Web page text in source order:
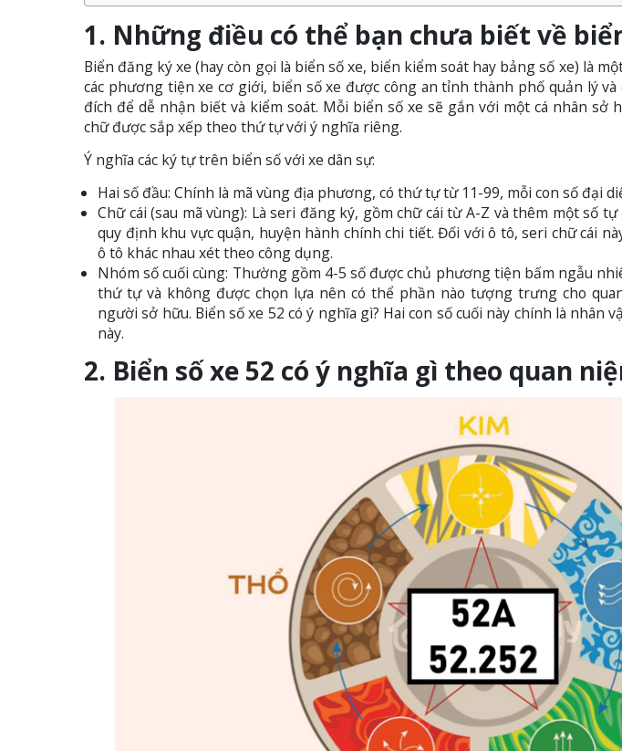
1. Những điều có thể bạn chưa biết về
Biển đăng ký xe (hay còn gọi là biển số xe, biển kiểm soát hay bảng số xe) là
các phương tiện xe cơ giới, biển số xe được công an tỉnh thành phố quản lý và
đích để dễ nhận biết và kiểm soát. Mỗi biển số xe sẽ gắn với một cá nhân sở
chữ được sắp xếp theo thứ tự với ý nghĩa riêng.
Ý nghĩa các ký tự trên biển số với xe dân sự:
Hai số đầu: Chính là mã vùng địa phương, có thứ tự từ 11-99, mỗi con số đại
Chữ cái (sau mã vùng): Là seri đăng ký, gồm chữ cái từ A-Z và thêm một số
quy định khu vực quận, huyện hành chính chi tiết. Đối với ô tô, seri chữ cái
ô tô khác nhau xét theo công dụng.
Nhóm số cuối cùng: Thường gồm 4-5 số được chủ phương tiện bấm ngẫu
thứ tự và không được chọn lựa nên có thể phần nào tượng trưng cho
người sở hữu. Biển số xe 52 có ý nghĩa gì? Hai con số cuối này chính là nhân
này.
2. Biển số xe 52 có ý nghĩa gì theo quan